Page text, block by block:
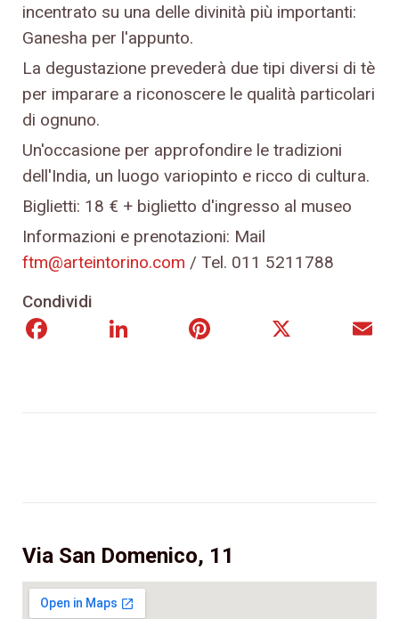
incentrato su una delle divinità più importanti:
Ganesha per l'appunto.
La degustazione prevederà due tipi diversi di tè
per imparare a riconoscere le qualità particolari
di ognuno.
Un'occasione per approfondire le tradizioni
dell'India, un luogo variopinto e ricco di cultura.
Biglietti: 18 € + biglietto d'ingresso al museo
Informazioni e prenotazioni: Mail
ftm@arteintorino.com / Tel. 011 5211788
Condividi
FacebookLinkedIn Pinterest
Via San Domenico, 11